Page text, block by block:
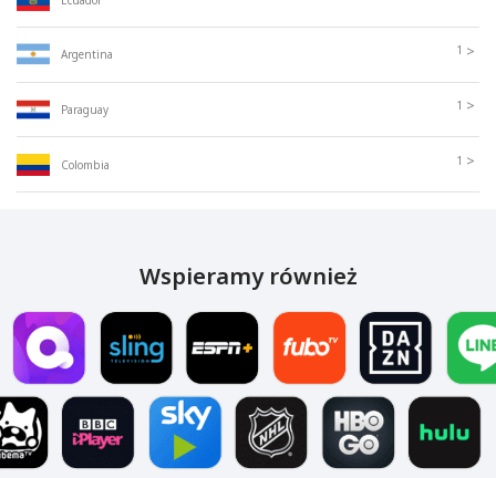
Argentina 1 >
Paraguay 1 >
Colombia 1 >
Wspieramy również